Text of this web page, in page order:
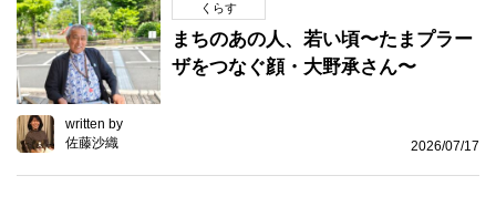
くらす
まちのあの人、若い頃〜たまプラー
ザをつなぐ顔・大野承さん〜
written by
佐藤沙織
2026/07/17